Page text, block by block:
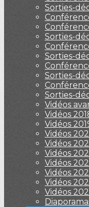
Sorties-
Sorties-
Sorties-
Sorties-
Sorties-
Vidéos
Vidéos
Vidéos
Vidéos
Vidéos
Vidéos
Vidéos
Vidéos
Vidéos
Vidéos